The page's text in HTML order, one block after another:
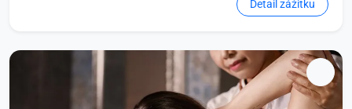
Detail zážitku